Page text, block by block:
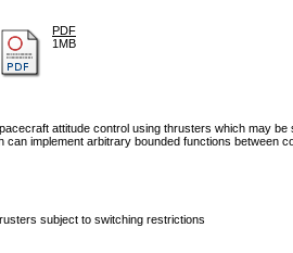
PDF
1MB
attitude control using thrusters which may
implement arbitrary bounded functions between
subject to switching restrictions